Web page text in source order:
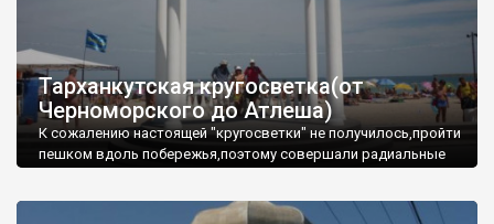
Тарханкутская кругосветка(от
Черноморского до Атлеша)
К сожалению настоящей "кругосветки" не получилось,пройти
пешком вдоль побережья,поэтому совершали радиальные